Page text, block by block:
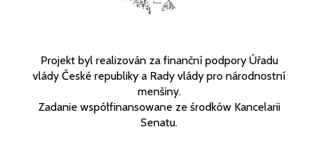
Projekt byl realizován za finanční podpory Úřadu
vlády České republiky a Rady vlády pro národnostní
menšiny.
Zadanie współfinansowane ze środków Kancelarii
Senatu.